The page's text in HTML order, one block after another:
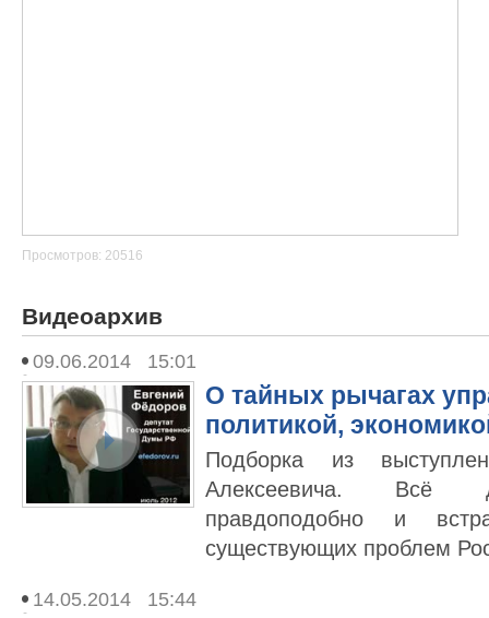
Просмотров: 20516
Видеоархив
09.06.2014 15:01
О тайных рычагах
политикой,
Подборка из
Алексеевича. Всё
правдоподобно и
существующих проблем
14.05.2014 15:44